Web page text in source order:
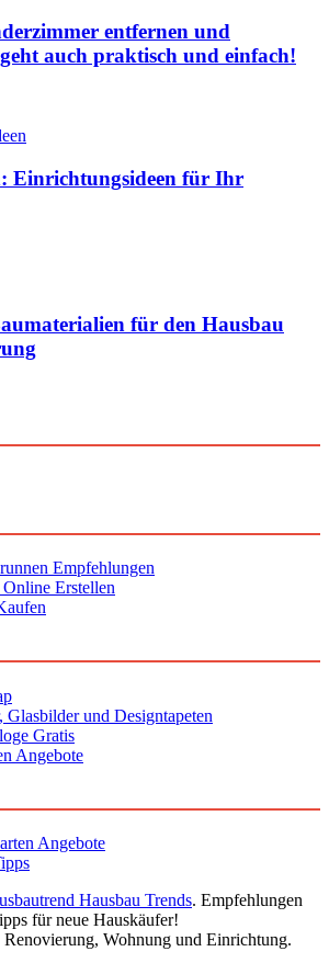
entfernen und
auch praktisch und einfach!
Einrichtungsideen für Ihr
für den Hausbau
Empfehlungen
Erstellen
und Designtapeten
Gratis
Angebote
Angebote
Hausbau Trends. Empfehlungen
für neue Hauskäufer!
Wohnung und Einrichtung.